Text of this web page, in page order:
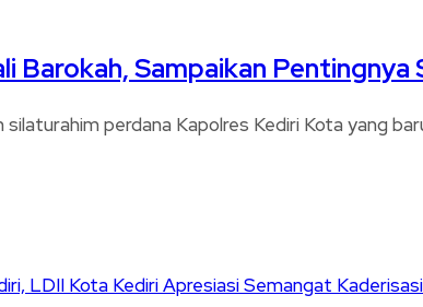
Barokah, Sampaikan Pentingnya
perdana Kapolres Kediri Kota yang